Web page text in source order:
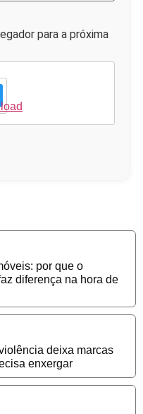
para a próxima
por que o
diferença na hora de
deixa marcas
enxergar